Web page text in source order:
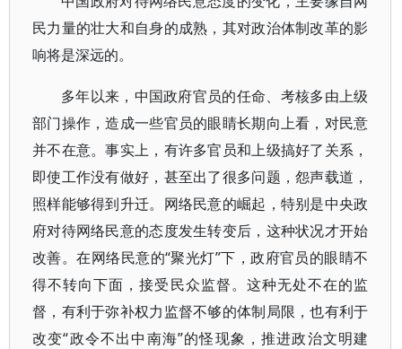
民力量的壮大和自身的成熟，其对政治体制改革的影
响将是深远的。
多年以来，中国政府官员的任命、考核多由上级
部门操作，造成一些官员的眼睛长期向上看，对民意
并不在意。事实上，有许多官员和上级搞好了关系，
即使工作没有做好，甚至出了很多问题，怨声载道，
照样能够得到升迁。网络民意的崛起，特别是中央政
府对待网络民意的态度发生转变后，这种状况才开始
改善。在网络民意的“聚光灯”下，政府官员的眼睛不
得不转向下面，接受民众监督。这种无处不在的监
督，有利于弥补权力监督不够的体制局限，也有利于
改变“政令不出中南海”的怪现象，推进政治文明建